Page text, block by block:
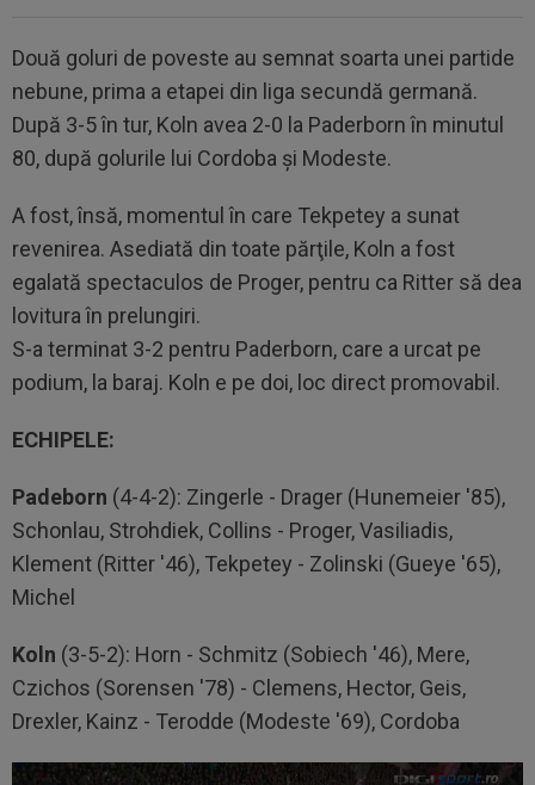
Două goluri de poveste au semnat soarta unei partide
nebune, prima a etapei din liga secundă germană.
După 3-5 în tur, Koln avea 2-0 la Paderborn în minutul
80, după golurile lui Cordoba şi Modeste.
A fost, însă, momentul în care Tekpetey a sunat
revenirea. Asediată din toate părţile, Koln a fost
egalată spectaculos de Proger, pentru ca Ritter să dea
lovitura în prelungiri.
S-a terminat 3-2 pentru Paderborn, care a urcat pe
podium, la baraj. Koln e pe doi, loc direct promovabil.
ECHIPELE:
Padeborn (4-4-2): Zingerle - Drager (Hunemeier '85),
Schonlau, Strohdiek, Collins - Proger, Vasiliadis,
Klement (Ritter '46), Tekpetey - Zolinski (Gueye '65),
Michel
Koln (3-5-2): Horn - Schmitz (Sobiech '46), Mere,
Czichos (Sorensen '78) - Clemens, Hector, Geis,
Drexler, Kainz - Terodde (Modeste '69), Cordoba